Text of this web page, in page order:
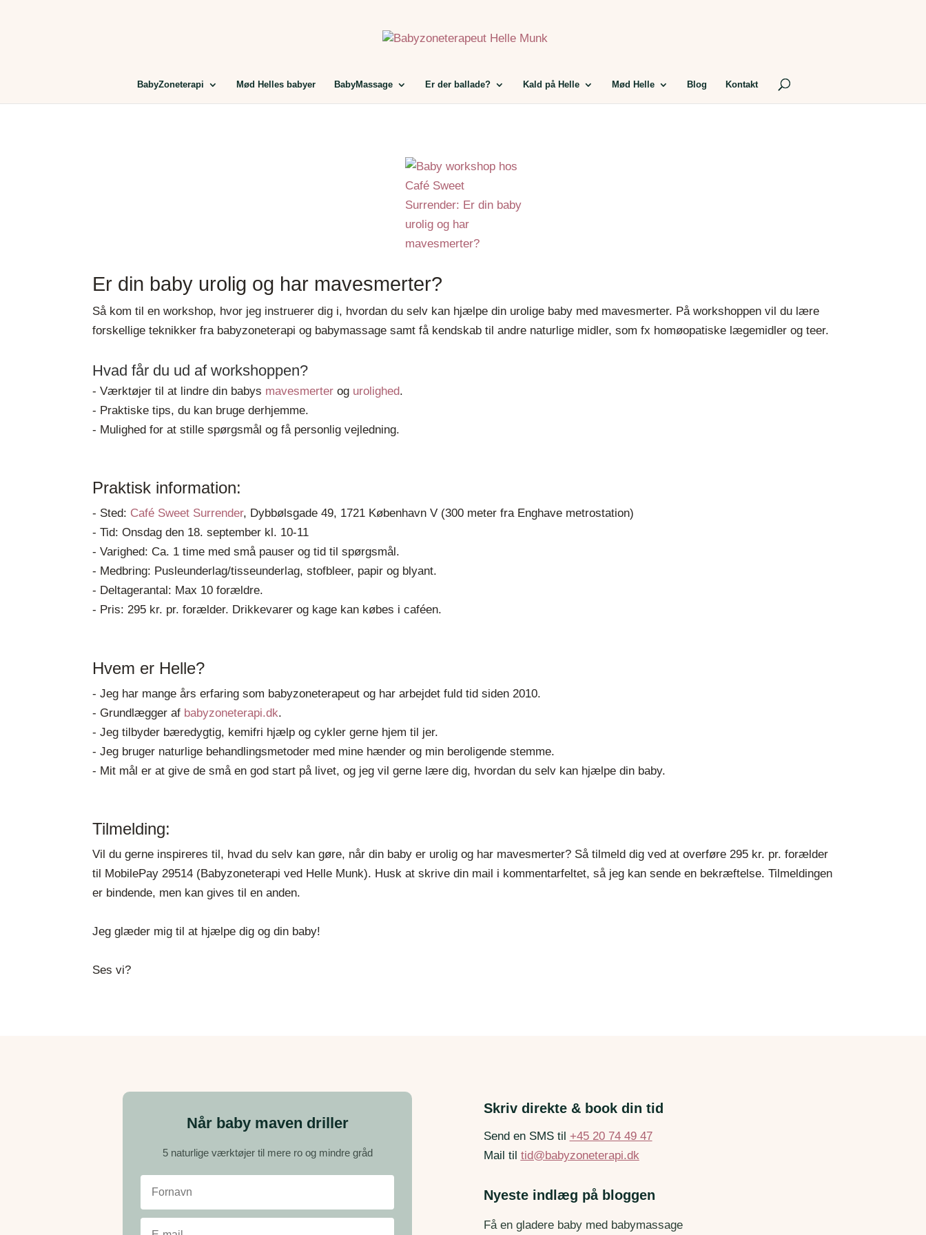
BabyZoneterapi Mød Helles babyer BabyMassage Er der ballade? Kald på Helle Mød Helle Blog Kontakt
Er din baby urolig og har mavesmerter?
Så kom til en workshop, hvor jeg instruerer dig i, hvordan du selv kan hjælpe din urolige baby med mavesmerter. På workshoppen vil du lære
forskellige teknikker fra babyzoneterapi og babymassage samt få kendskab til andre naturlige midler, som fx homøopatiske lægemidler og teer.
Hvad får du ud af workshoppen?
- Værktøjer til at lindre din babys mavesmerter og urolighed.
- Praktiske tips, du kan bruge derhjemme.
- Mulighed for at stille spørgsmål og få personlig vejledning.
Praktisk information:
- Sted: Café Sweet Surrender, Dybbølsgade 49, 1721 København V (300 meter fra Enghave metrostation)
- Tid: Onsdag den 18. september kl. 10-11
- Varighed: Ca. 1 time med små pauser og tid til spørgsmål.
- Medbring: Pusleunderlag/tisseunderlag, stofbleer, papir og blyant.
- Deltagerantal: Max 10 forældre.
- Pris: 295 kr. pr. forælder. Drikkevarer og kage kan købes i caféen.
Hvem er Helle?
- Jeg har mange års erfaring som babyzoneterapeut og har arbejdet fuld tid siden 2010.
- Grundlægger af babyzoneterapi.dk.
- Jeg tilbyder bæredygtig, kemifri hjælp og cykler gerne hjem til jer.
- Jeg bruger naturlige behandlingsmetoder med mine hænder og min beroligende stemme.
- Mit mål er at give de små en god start på livet, og jeg vil gerne lære dig, hvordan du selv kan hjælpe din baby.
Tilmelding:
Vil du gerne inspireres til, hvad du selv kan gøre, når din baby er urolig og har mavesmerter? Så tilmeld dig ved at overføre 295 kr. pr. forælder
til MobilePay 29514 (Babyzoneterapi ved Helle Munk). Husk at skrive din mail i kommentarfeltet, så jeg kan sende en bekræftelse. Tilmeldingen
er bindende, men kan gives til en anden.
Jeg glæder mig til at hjælpe dig og din baby!
Ses vi?
Når baby maven driller
5 naturlige værktøjer til mere ro og mindre gråd
Skriv direkte & book din tid
Send en SMS til +45 20 74 49 47
Mail til tid@babyzoneterapi.dk
Nyeste indlæg på bloggen
Få en gladere baby med babymassage